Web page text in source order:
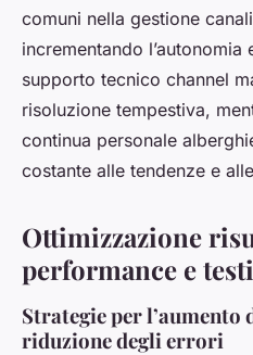
comuni nella gestione
incrementando
supporto tecnico channel
risoluzione tempestiva,
continua personale
costante alle tendenze e
Ottimizzazione
performance e
Strategie per l’aumento
riduzione degli errori